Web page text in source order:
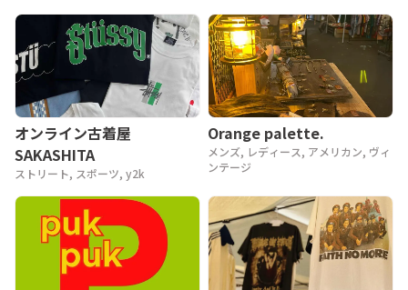
80年代, 70年代, 60年代, 50年代, 40
オンライン古着屋
SAKASHITA
ストリート, スポーツ, y2k
Orange palette.
メンズ, レディース, アメリカン, ヴィ
ンテージ